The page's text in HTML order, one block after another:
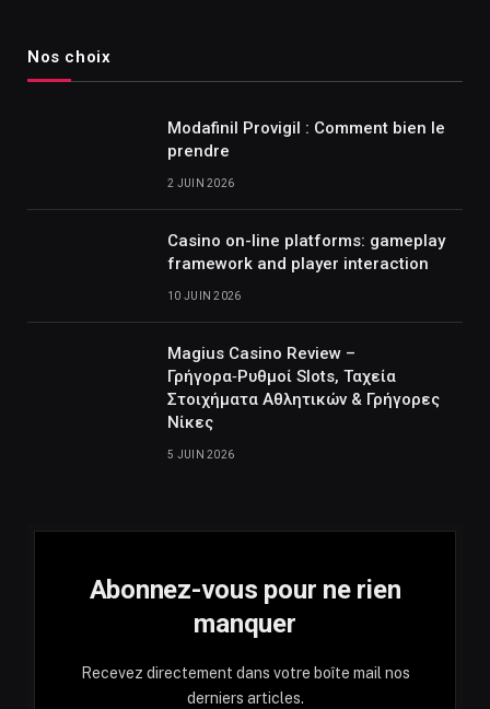
Nos choix
Modafinil Provigil : Comment bien le
prendre
2 JUIN 2026
Casino on-line platforms: gameplay
framework and player interaction
10 JUIN 2026
Magius Casino Review –
Γρήγορα‑Ρυθμοί Slots, Ταχεία
Στοιχήματα Αθλητικών & Γρήγορες
Νίκες
5 JUIN 2026
Abonnez-vous pour ne rien
manquer
Recevez directement dans votre boîte mail nos
derniers articles.